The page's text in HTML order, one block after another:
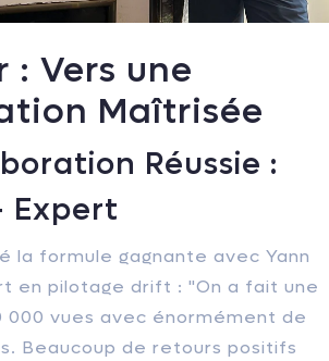
: Vers une
Maîtrisée
Réussie :
Expert
la formule gagnante avec Yann
en pilotage drift : "On a fait une
000 vues avec énormément de
Beaucoup de retours positifs